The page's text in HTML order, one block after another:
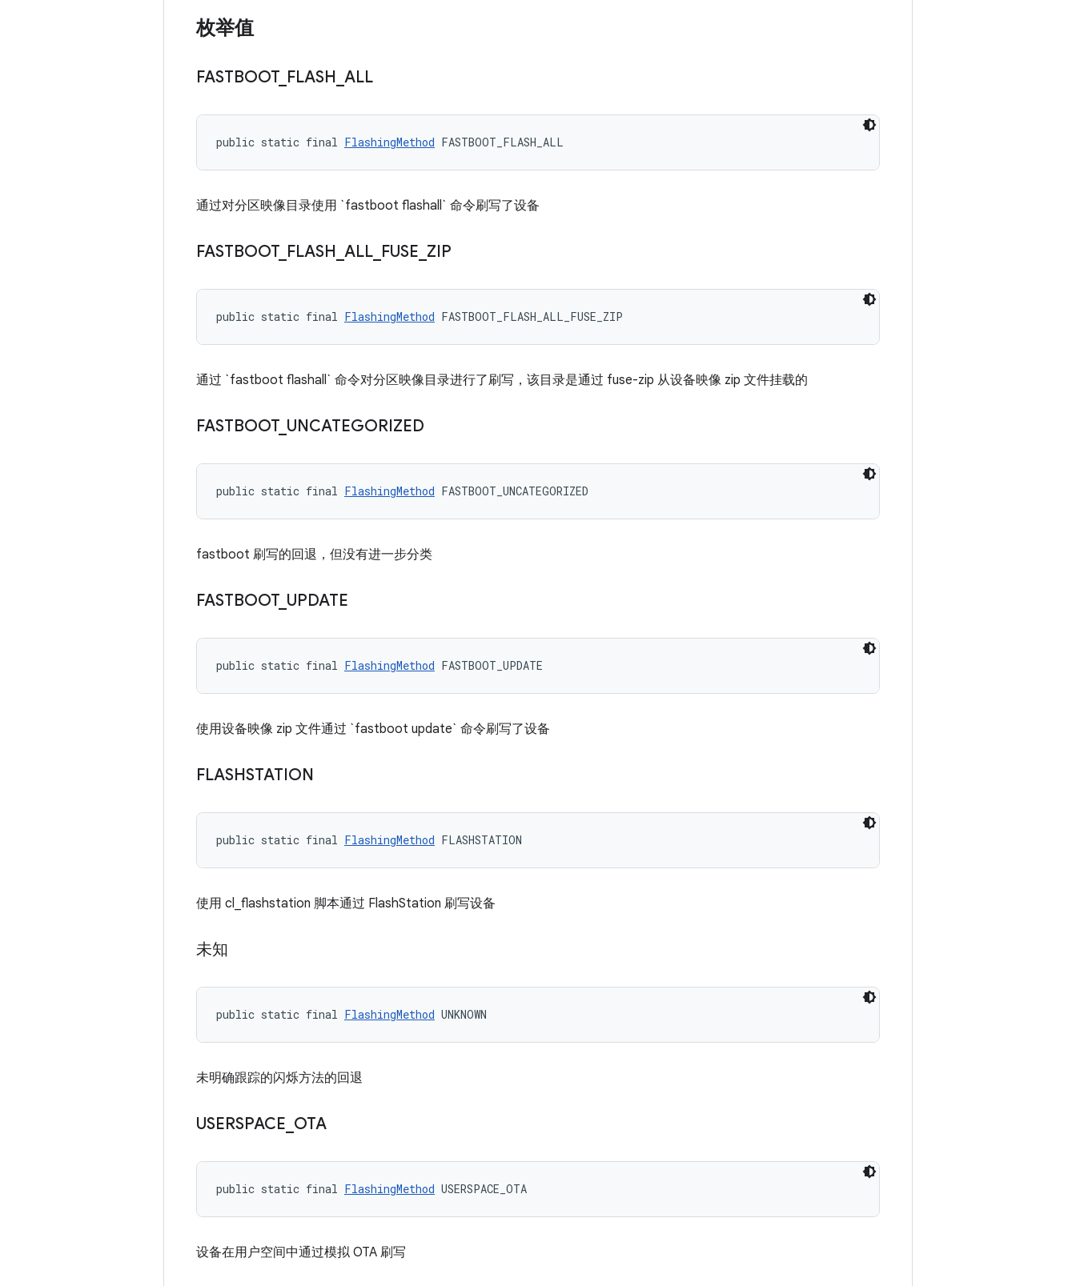
枚举值
FASTBOOT_ FLASH ALL
public static final FlashingMethod FASTBOOT_FLASH_ALL
通过对分区映像目录使用 `fastboot flashall` 命令刷写了设备
FASTBOOT_ FLASH ALL FUSE ZIP
public static final FlashingMethod FASTBOOT_FLASH_ALL_FUSE_ZIP
通过 `fastboot flashall` 命令对分区映像目录进行了刷写，该目录是通过 fuse-zip 从设备映像 zip 文件挂载的
FASTBOOT_ UNCATEGORIZED
public static final FlashingMethod FASTBOOT_UNCATEGORIZED
fastboot 刷写的回退，但没有进一步分类
FASTBOOT_ UPDATE
public static final FlashingMethod FASTBOOT_UPDATE
使用设备映像 zip 文件通过 `fastboot update` 命令刷写了设备
FLASHSTATION
public static final FlashingMethod FLASHSTATION
使用 cl_flashstation 脚本通过 FlashStation 刷写设备
未知
public static final FlashingMethod UNKNOWN
未明确跟踪的闪烁方法的回退
USERSPACE OTA
public static final FlashingMethod USERSPACE_OTA
设备在用户空间中通过模拟 OTA 刷写